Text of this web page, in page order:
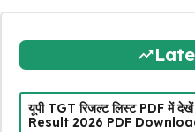
यूपी TGT रिजल्ट लिस्ट PDF में
Result 2026 PDF